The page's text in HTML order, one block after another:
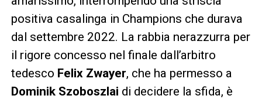
positiva casalinga in Champions che durava
dal settembre 2022. La rabbia nerazzurra per
il rigore concesso nel finale dall’arbitro
tedesco Felix Zwayer, che ha permesso a
Dominik Szoboszlai di decidere la sfida, è